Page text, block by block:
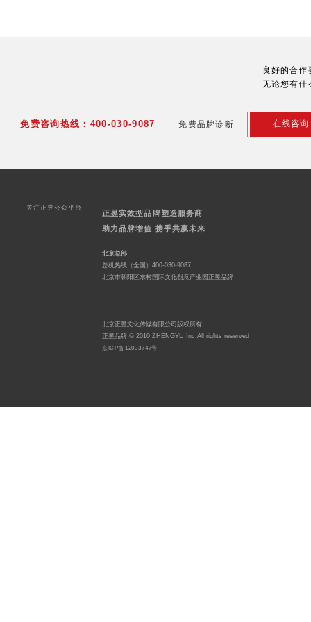
良好的合
无论您有什
免费咨询热线：400-030-9087 免费品牌诊断 在线咨询
关注正昱公众平台
正昱实效型品牌塑造服务商
助力品牌增值 携手共赢未来
北京总部
总机热线（全国）400-030-9087
北京市朝阳区东村国际文化创意产业园正昱品牌
北京正昱文化传媒有限公司版权所有
正昱品牌 © 2010 ZHENGYU Inc.All rights reserved
京ICP备12033747号